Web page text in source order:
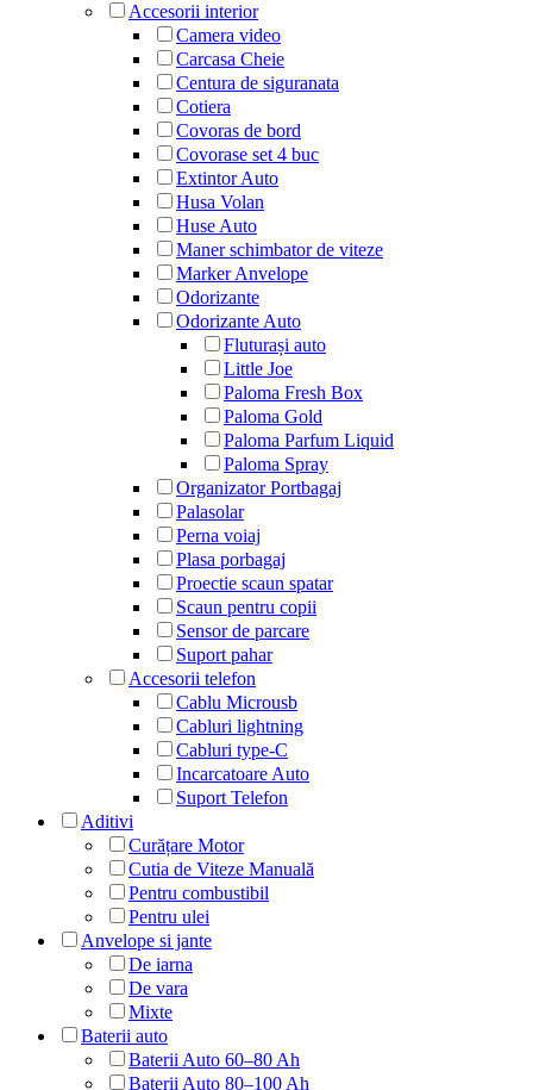
Accesorii interior
Camera video
Carcasa Cheie
Centura de siguranata
Cotiera
Covoras de bord
Covorase set 4 buc
Extintor Auto
Husa Volan
Huse Auto
Maner schimbator de viteze
Marker Anvelope
Odorizante
Odorizante Auto
Fluturași auto
Little Joe
Paloma Fresh Box
Paloma Gold
Paloma Parfum Liquid
Paloma Spray
Organizator Portbagaj
Palasolar
Perna voiaj
Plasa porbagaj
Proectie scaun spatar
Scaun pentru copii
Sensor de parcare
Suport pahar
Accesorii telefon
Cablu Microusb
Cabluri lightning
Cabluri type-C
Incarcatoare Auto
Suport Telefon
Aditivi
Curățare Motor
Cutia de Viteze Manuală
Pentru combustibil
Pentru ulei
Anvelope si jante
De iarna
De vara
Mixte
Baterii auto
Baterii Auto 60–80 Ah
Baterii Auto 80–100 Ah